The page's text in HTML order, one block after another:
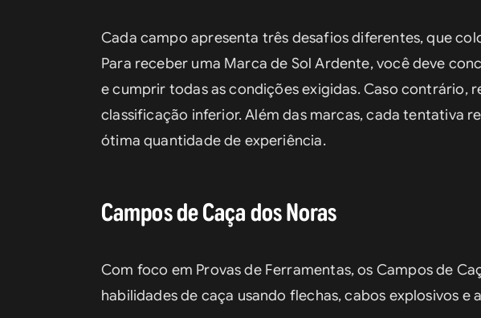
Cada campo apresenta três desafios diferentes, que
Para receber uma Marca de Sol Ardente, você deve
e cumprir todas as condições exigidas. Caso contrário,
classificação inferior. Além das marcas, cada tentativa
ótima quantidade de experiência.
Campos de Caça dos Noras
Com foco em Provas de Ferramentas, os Campos de
habilidades de caça usando flechas, cabos explosivos e